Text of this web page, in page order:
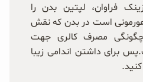
فراوان، لپتین بدن را
است در بدن که نقش
مصرف کالری جهت
برای داشتن اندامی زیبا